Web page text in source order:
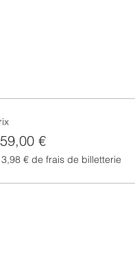
€
€ de frais de billetterie